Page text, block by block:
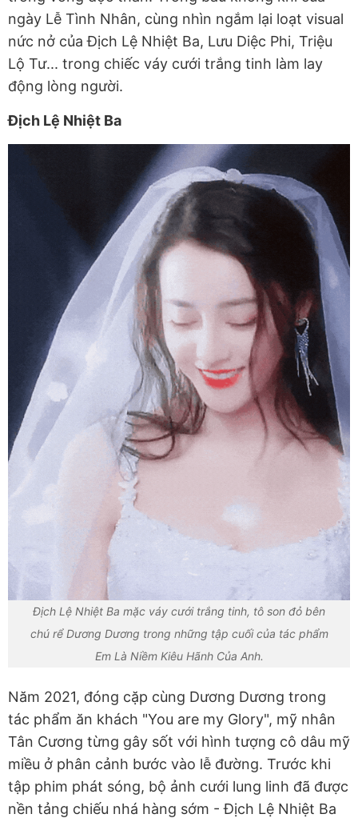
ngày Lễ Tình Nhân, cùng nhìn ngắm lại loạt visual
nức nở của Địch Lệ Nhiệt Ba, Lưu Diệc Phi, Triệu
Lộ Tư... trong chiếc váy cưới trắng tinh làm lay
động lòng người.
Địch Lệ Nhiệt Ba
Địch Lệ Nhiệt Ba mặc váy cưới trắng tinh, tô son đỏ bên
chú rể Dương Dương trong những tập cuối của tác phẩm
Em Là Niềm Kiêu Hãnh Của Anh.
Năm 2021, đóng cặp cùng Dương Dương trong
tác phẩm ăn khách "You are my Glory", mỹ nhân
Tân Cương từng gây sốt với hình tượng cô dâu mỹ
miều ở phân cảnh bước vào lễ đường. Trước khi
tập phim phát sóng, bộ ảnh cưới lung linh đã được
nền tảng chiếu nhá hàng sớm - Địch Lệ Nhiệt Ba